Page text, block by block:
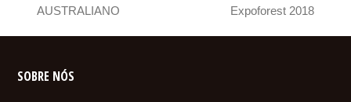
AUSTRALIANO
Expoforest 2018
SOBRE NÓS